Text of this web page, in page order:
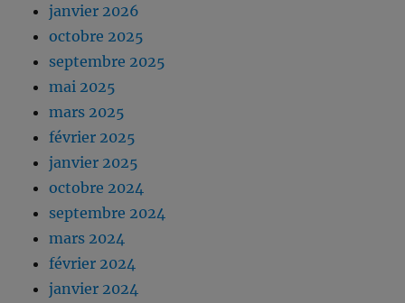
janvier 2026
octobre 2025
septembre 2025
mai 2025
mars 2025
février 2025
janvier 2025
octobre 2024
septembre 2024
mars 2024
février 2024
janvier 2024